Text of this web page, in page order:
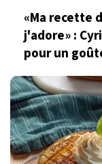
«Ma recette
j'adore» :
pour un